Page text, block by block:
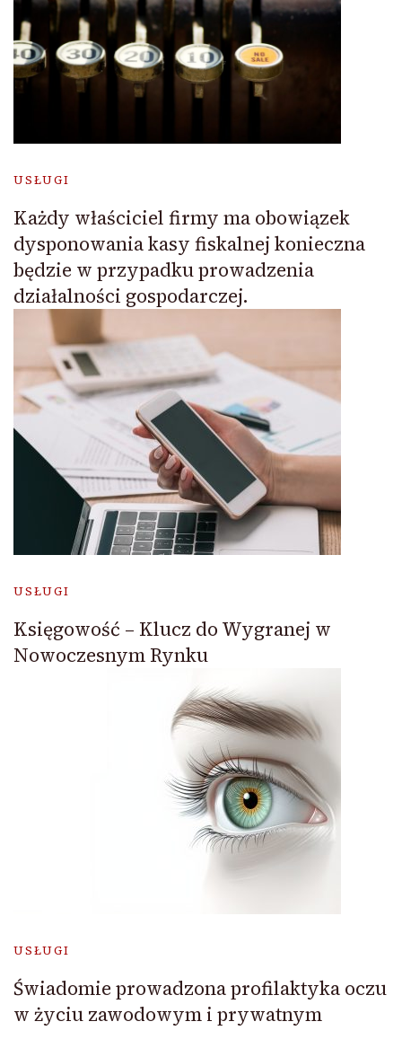
USŁUGI
Każdy właściciel firmy ma obowiązek
dysponowania kasy fiskalnej konieczna
będzie w przypadku prowadzenia
działalności gospodarczej.
USŁUGI
Księgowość – Klucz do Wygranej w
Nowoczesnym Rynku
USŁUGI
Świadomie prowadzona profilaktyka oczu
w życiu zawodowym i prywatnym